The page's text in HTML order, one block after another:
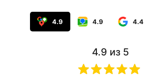
4.9 4.9 4.4
4.9 из 5